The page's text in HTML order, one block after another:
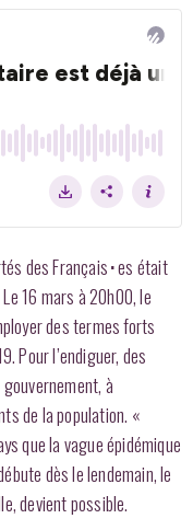
des Français･es était
16 mars à 20h00, le
des termes forts
Pour l’endiguer, des
à
de la population. «
que la vague épidémique
dès le lendemain, le
devient possible.